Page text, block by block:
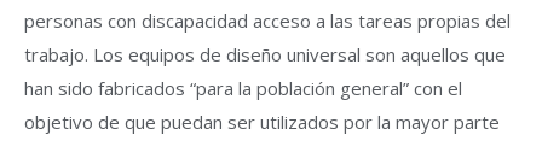
personas con discapacidad acceso a las tareas propias del
trabajo. Los equipos de diseño universal son aquellos que
han sido fabricados “para la población general” con el
objetivo de que puedan ser utilizados por la mayor parte